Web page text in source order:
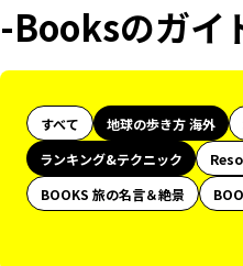
-Booksのガイ
すべて 地球の歩き方 海外
ランキング&テクニック
BOOKS 旅の名言＆絶景